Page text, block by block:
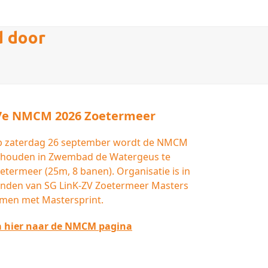
door
NMCM 2026 Zoetermeer
zaterdag 26 september wordt de NMCM
in Zwembad de Watergeus te
(25m, 8 banen). Organisatie is in
van SG LinK-ZV Zoetermeer Masters
met Mastersprint.
hier naar de NMCM pagina